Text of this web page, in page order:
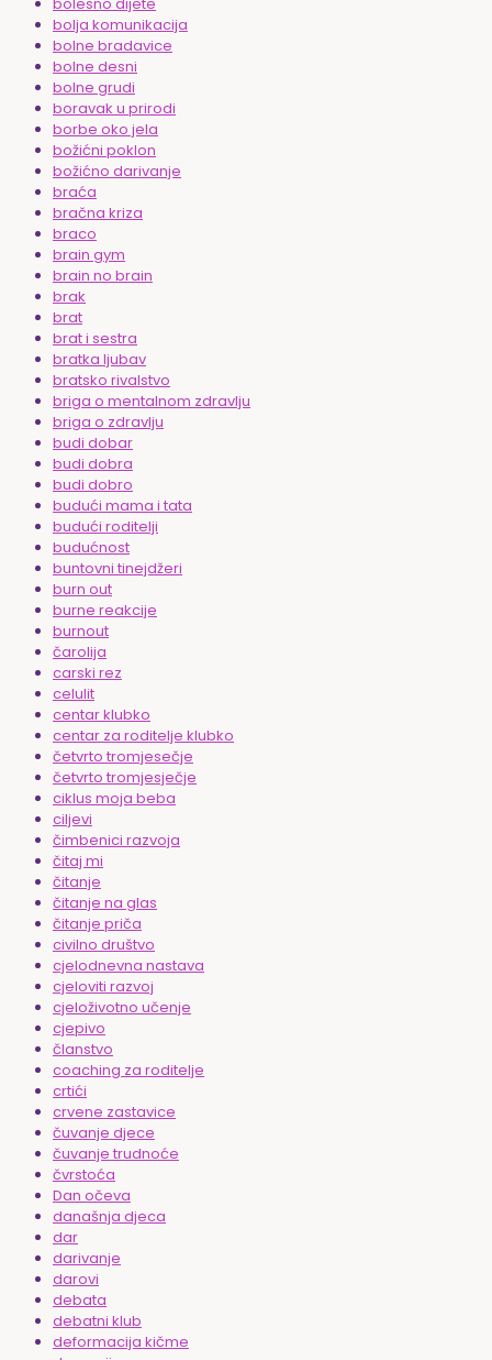
bolja komunikacija
bolne bradavice
bolne desni
bolne grudi
boravak u prirodi
borbe oko jela
božićni poklon
božićno darivanje
braća
bračna kriza
braco
brain gym
brain no brain
brak
brat
brat i sestra
bratka ljubav
bratsko rivalstvo
briga o mentalnom zdravlju
briga o zdravlju
budi dobar
budi dobra
budi dobro
budući mama i tata
budući roditelji
budućnost
buntovni tinejdžeri
burn out
burne reakcije
burnout
čarolija
carski rez
celulit
centar klubko
centar za roditelje klubko
četvrto tromjesečje
četvrto tromjesječje
ciklus moja beba
ciljevi
čimbenici razvoja
čitaj mi
čitanje
čitanje na glas
čitanje priča
civilno društvo
cjelodnevna nastava
cjeloviti razvoj
cjeloživotno učenje
cjepivo
članstvo
coaching za roditelje
crtići
crvene zastavice
čuvanje djece
čuvanje trudnoće
čvrstoća
Dan očeva
današnja djeca
dar
darivanje
darovi
debata
debatni klub
deformacija kičme